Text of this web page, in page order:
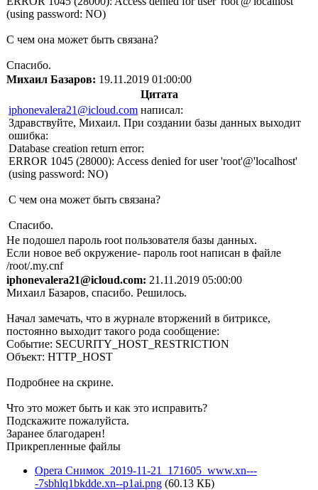
(using password: NO)
С чем она может быть связана?
Спасибо.
Михаил Базаров: 19.11.2019 01:00:00
Цитата
iphonevalera21@icloud.com написал:
Здравствуйте, Михаил. При создании базы данных выходит
ошибка:
Database creation return error:
ERROR 1045 (28000): Access denied for user 'root'@'localhost'
(using password: NO)
С чем она может быть связана?
Спасибо.
Не подошел пароль root пользователя базы данных.
Если новое веб окружение- пароль root написан в файле
/root/.my.cnf
iphonevalera21@icloud.com: 21.11.2019 05:00:00
Михаил Базаров, спасибо. Решилось.
Начал замечать, что в журнале вторжений в битриксе,
постоянно выходит такого рода сообщение:
Событие: SECURITY_HOST_RESTRICTION
Объект: HTTP_HOST
Подробнее на скрине.
Что это может быть и как это исправить?
Подскажите пожалуйста.
Заранее благодарен!
Прикрепленные файлы
Opera Снимок_2019-11-21_171605_www.xn---
-7sbhlq1bkdde.xn--p1ai.png (60.13 КБ)